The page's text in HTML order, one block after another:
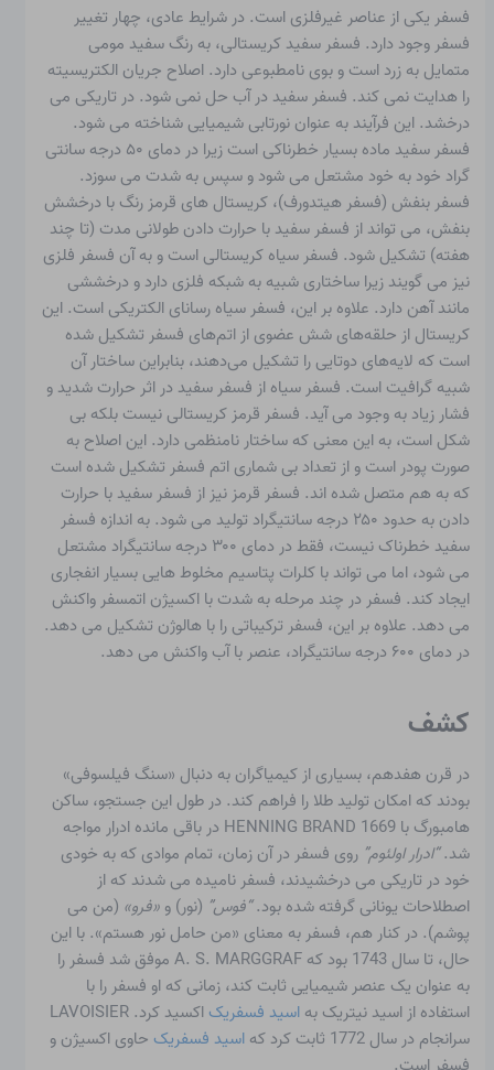
فسفر یکی از عناصر غیرفلزی است. در شرایط عادی، چهار تغییر
فسفر وجود دارد. فسفر سفید کریستالی، به رنگ سفید مومی
متمایل به زرد است و بوی نامطبوعی دارد. اصلاح جریان الکتریسیته
را هدایت نمی کند. فسفر سفید در آب حل نمی شود. در تاریکی می
درخشد. این فرآیند به عنوان نورتابی شیمیایی شناخته می شود.
فسفر سفید ماده بسیار خطرناکی است زیرا در دمای ۵۰ درجه سانتی
گراد خود به خود مشتعل می شود و سپس به شدت می سوزد.
فسفر بنفش (فسفر هیتدورف)، کریستال های قرمز رنگ با درخشش
بنفش، می تواند از فسفر سفید با حرارت دادن طولانی مدت (تا چند
هفته) تشکیل شود. فسفر سیاه کریستالی است و به آن فسفر فلزی
نیز می گویند زیرا ساختاری شبیه به شبکه فلزی دارد و درخششی
مانند آهن دارد. علاوه بر این، فسفر سیاه رسانای الکتریکی است. این
کریستال از حلقه‌های شش عضوی از اتم‌های فسفر تشکیل شده
است که لایه‌های دوتایی را تشکیل می‌دهند، بنابراین ساختار آن
شبیه گرافیت است. فسفر سیاه از فسفر سفید در اثر حرارت شدید و
فشار زیاد به وجود می آید. فسفر قرمز کریستالی نیست بلکه بی
شکل است، به این معنی که ساختار نامنظمی دارد. این اصلاح به
صورت پودر است و از تعداد بی شماری اتم فسفر تشکیل شده است
که به هم متصل شده اند. فسفر قرمز نیز از فسفر سفید با حرارت
دادن به حدود ۲۵۰ درجه سانتیگراد تولید می شود. به اندازه فسفر
سفید خطرناک نیست، فقط در دمای ۳۰۰ درجه سانتیگراد مشتعل
می شود، اما می تواند با کلرات پتاسیم مخلوط هایی بسیار انفجاری
ایجاد کند. فسفر در چند مرحله به شدت با اکسیژن اتمسفر واکنش
می دهد. علاوه بر این، فسفر ترکیباتی را با هالوژن تشکیل می دهد.
در دمای ۶۰۰ درجه سانتیگراد، عنصر با آب واکنش می دهد.
کشف
در قرن هفدهم، بسیاری از کیمیاگران به دنبال «سنگ فیلسوفی»
بودند که امکان تولید طلا را فراهم کند. در طول این جستجو، ساکن
هامبورگ با HENNING BRAND 1669 در باقی مانده ادرار مواجه
شد.“ادرار اولئوم” روی فسفر در آن زمان، تمام موادی که به خودی
خود در تاریکی می درخشیدند، فسفر نامیده می شدند که از
اصطلاحات یونانی گرفته شده بود.“فوس” (نور) و«فرو» (من می
پوشم). در کنار هم، فسفر به معنای «من حامل نور هستم». با این
حال، تا سال 1743 بود که A. S. MARGGRAF موفق شد فسفر را
به عنوان یک عنصر شیمیایی ثابت کند، زمانی که او فسفر را با
استفاده از اسید نیتریک به اسید فسفریک
اکسید کرد. LAVOISIER
سرانجام در سال 1772 ثابت کرد که
اسید فسفریک حاوی اکسیژن و